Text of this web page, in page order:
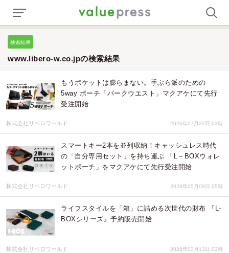
検索結果
www.libero-w.co.jpの検索結果
もうポケットは膨らまない。手ぶら派のための
5way ポーチ「パークウエスト」マクアケにて先行
受注開始
株式会社リベロワールド 2026年07月22日 03時
スマートキー2本を並列収納！キャッシュレス時代
の「自分専用セット」を持ち運ぶ 「L－BOXウォレ
ットポーチ」をマクアケにて先行受注開始
株式会社リベロワールド 2026年05月09日 05時
ライフスタイルを「箱」に詰める次世代の財布 『L-
BOXシリーズ』予約販売開始
株式会社リベロワールド 2026年03月13日 02時